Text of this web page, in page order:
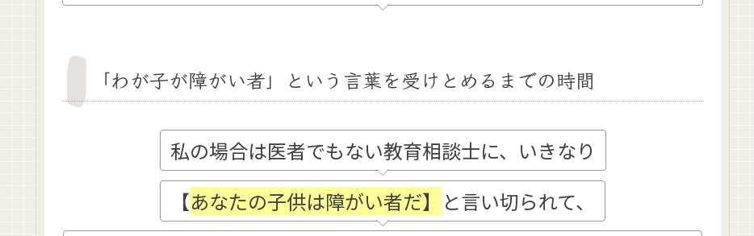
「わが子が障がい者」という言葉を受けとめるまでの時間
私の場合は医者でもない教育相談士に、いきなり
【あなたの子供は障がい者だ】 と言い切られて、